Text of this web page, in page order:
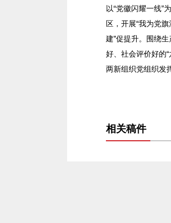
以“党徽闪耀一线”
区，开展“我为党旗
建”促提升。围绕
好、社会评价好的
两新组织党组织发
相关稿件